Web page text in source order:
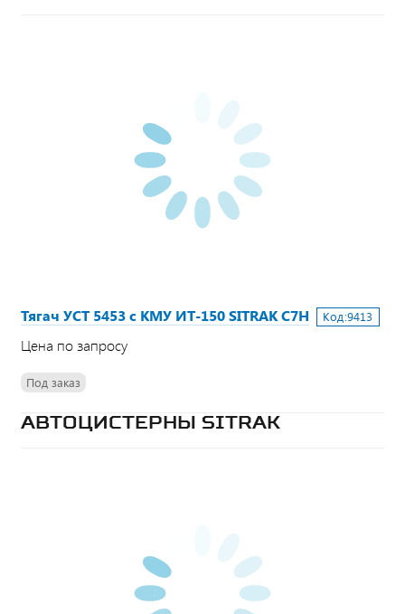
Тягач УСТ 5453 с КМУ ИТ-150 SITRAK C7H Код:9413
Цена по запросу
Под заказ
АВТОЦИСТЕРНЫ SITRAK